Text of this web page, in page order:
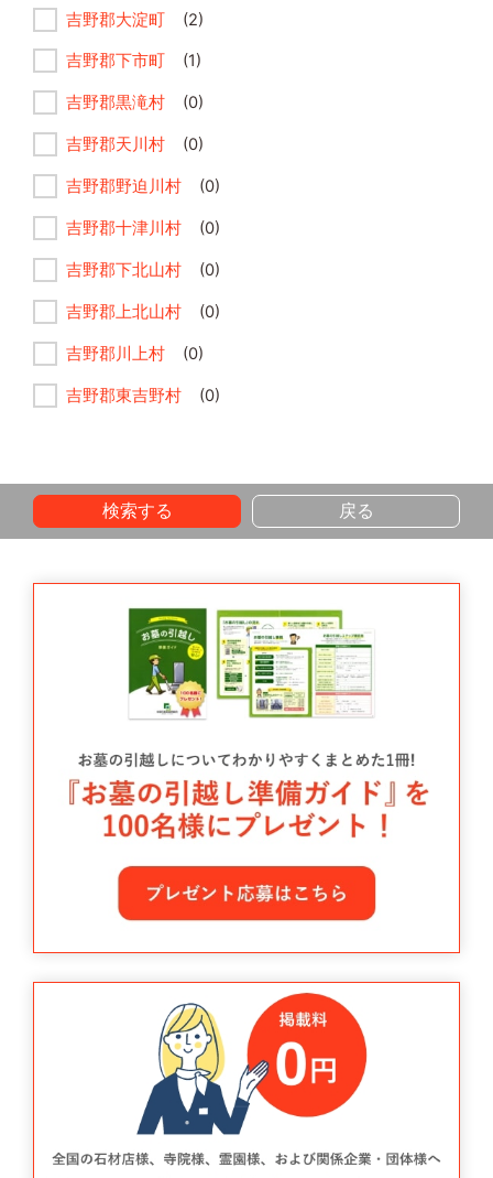
吉野郡大淀町 (2)
吉野郡下市町 (1)
吉野郡黒滝村 (0)
吉野郡天川村 (0)
吉野郡野迫川村 (0)
吉野郡十津川村 (0)
吉野郡下北山村 (0)
吉野郡上北山村 (0)
吉野郡川上村 (0)
吉野郡東吉野村 (0)
検索する 戻る